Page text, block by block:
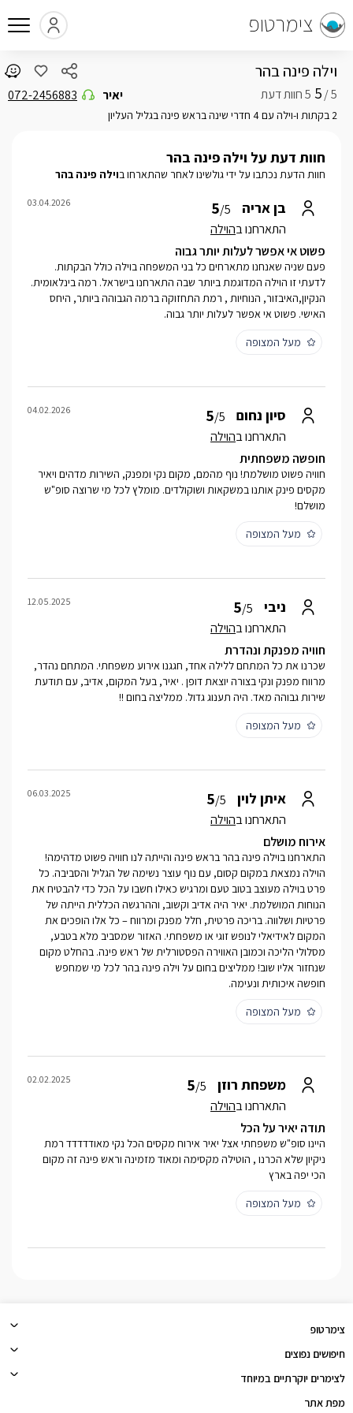
צימרטופ
וילה פינה בהר
5 /
5
2 בקתות ו-וילה עם 4 חדרי שינה בראש פינה בגליל העליון
יאיר 072-2456883
חוות דעת על וילה פינה בהר
חוות הדעת נכתבו על ידי גולשינו לאחר שהתארחו בוילה פינה בהר
בן אריה 5/5
התארחנו בהוילה
03.04.2026
פשוט אי אפשר לעלות יותר גבוה
פעם שניה שאנחנו מתארחים כל בני המשפחה בוילה כולל הבקתות.
לדעתי זו הוילה המדוגמת ביותר שבה התארחנו בישראל. רמה בינלאומית.
הנקיון,האיבזור, הנוחיות , רמת התחזוקה ברמה הגבוהה ביותר, היחס
האישי. פשוט אי אפשר לעלות יותר גבוה.
מעל המצופה
סיון נחום 5/5
התארחנו בהוילה
04.02.2026
חופשה משפחתית
חוויה פשוט מושלמת! נוף מהמם, מקום נקי ומפנק, השירות מדהים ויאיר
מקסים פינק אותנו במשקאות ושוקולדים. מומלץ לכל מי שרוצה סופ"ש
מושלם!
מעל המצופה
ניבי 5/5
התארחנו בהוילה
12.05.2025
חוויה מפנקת ונהדרת
שכרנו את כל המתחם ללילה אחד, חגגנו אירוע משפחתי. המתחם נהדר,
מרווח מפנק ונקי בצורה יוצאת דופן . יאיר, בעל המקום, אדיב, עם תודעת
שירות גבוהה מאד. היה תענוג גדול. ממליצה בחום !!
מעל המצופה
איתן לוין 5/5
התארחנו בהוילה
06.03.2025
אירוח מושלם
התארחנו בוילה פינה בהר בראש פינה והייתה לנו חוויה פשוט מדהימה!
הוילה נמצאת במקום קסום, עם נוף עוצר נשימה של הגליל והסביבה. כל
פרט בוילה מעוצב בטוב טעם ומרגיש כאילו חשבו על הכל כדי להבטיח את
הנוחות המושלמת. יאיר היה אדיב וקשוב, וההרגשה הכללית הייתה של
פרטיות ושלווה. בריכה פרטית, חלל מפנק ומרווח – כל אלו הופכים את
המקום לאידיאלי לנופש זוגי או משפחתי. האזור שמסביב מלא בטבע,
מסלולי הליכה וכמובן האווירה הפסטורלית של ראש פינה. בהחלט מקום
שנחזור אליו שוב! ממליצים בחום על וילה פינה בהר לכל מי שמחפש
חופשה איכותית ונעימה.
מעל המצופה
משפחת רוזן 5/5
התארחנו בהוילה
02.02.2025
תודה יאיר על הכל
היינו סופ"ש משפחתי אצל יאיר אירוח מקסים הכל נקי מאודדדדד רמת
ניקיון שלא הכרנו , הוטילה מקסימה ומאוד מזמינה וראש פינה זה מקום
הכי יפה בארץ
מעל המצופה
צימרטופ
חיפושים נפוצים
לצימרים יוקרתיים במיוחד
מפת אתר